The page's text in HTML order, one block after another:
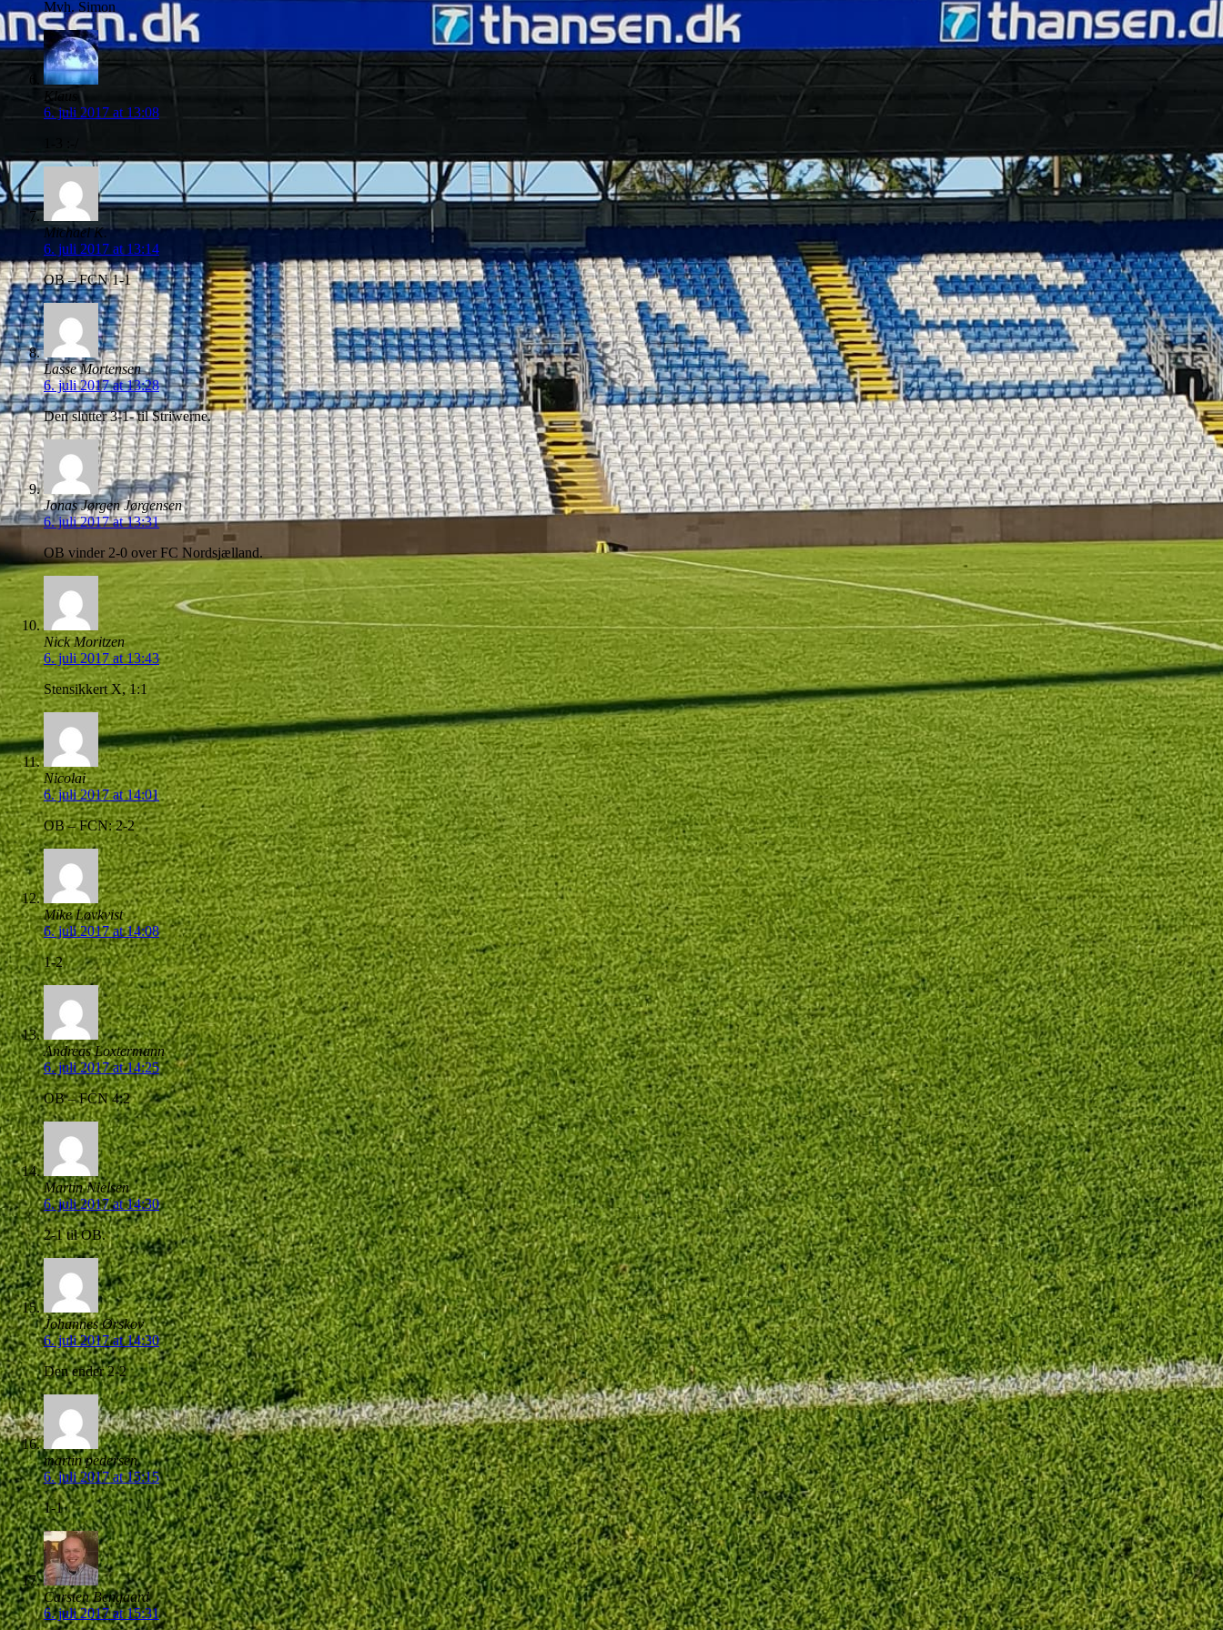
Mvh. Simon
Klaus
6. juli 2017 at 13:08
Michael K.
6. juli 2017 at 13:14
OB – FCN 1-1
Lasse Mortensen
6. juli 2017 at 13:28
Den slutter 3-1- til Striwerne.
Jonas Jørgen Jørgensen
6. juli 2017 at 13:31
OB vinder 2-0 over FC Nordsjælland.
Nick Moritzen
6. juli 2017 at 13:43
Stensikkert X, 1:1
Nicolai
6. juli 2017 at 14:01
OB – FCN: 2-2
Mike Løvkvist
6. juli 2017 at 14:08
1-2
Andreas Loxtermann
6. juli 2017 at 14:25
OB – FCN 4:2
Martin Nielsen
6. juli 2017 at 14:30
2-1 til OB.
Johannes Ørskov
6. juli 2017 at 14:30
Den ender 2-2
martin pedersen
6. juli 2017 at 15:15
1-1
Carsten Bengaard
6. juli 2017 at 15:31